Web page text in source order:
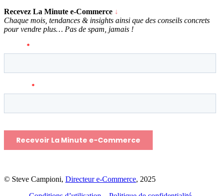
Recevez La Minute e-Commerce ↓
Chaque mois, tendances & insights ainsi que des conseils concrets
pour vendre plus… Pas de spam, jamais !
© Steve Campioni, Directeur e-Commerce, 2025